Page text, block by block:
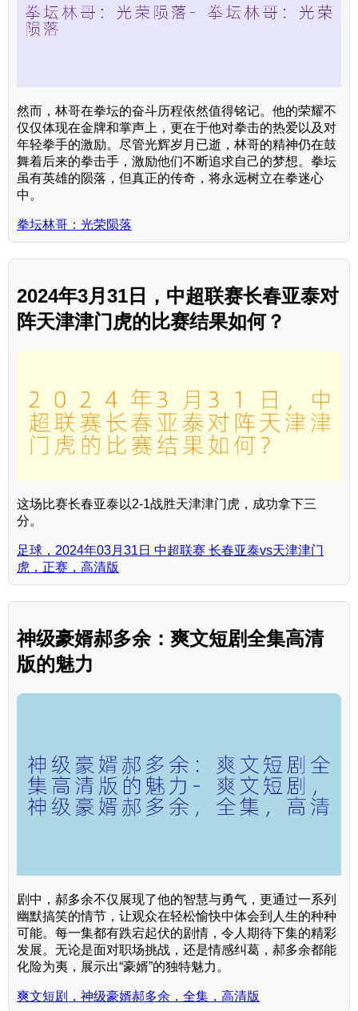
然而，林哥在拳坛的奋斗历程依然值得铭记。他的荣耀不
仅仅体现在金牌和掌声上，更在于他对拳击的热爱以及对
年轻拳手的激励。尽管光辉岁月已逝，林哥的精神仍在鼓
舞着后来的拳击手，激励他们不断追求自己的梦想。拳坛
虽有英雄的陨落，但真正的传奇，将永远树立在拳迷心
中。
拳坛林哥：光荣陨落
2024年3月31日，中超联赛长春亚泰对
阵天津津门虎的比赛结果如何？
这场比赛长春亚泰以2-1战胜天津津门虎，成功拿下三
分。
足球，2024年03月31日 中超联赛 长春亚泰vs天津津门
虎，正赛，高清版
神级豪婿郝多余：爽文短剧全集高清
版的魅力
剧中，郝多余不仅展现了他的智慧与勇气，更通过一系列
幽默搞笑的情节，让观众在轻松愉快中体会到人生的种种
可能。每一集都有跌宕起伏的剧情，令人期待下集的精彩
发展。无论是面对职场挑战，还是情感纠葛，郝多余都能
化险为夷，展示出“豪婿”的独特魅力。
爽文短剧，神级豪婿郝多余，全集，高清版